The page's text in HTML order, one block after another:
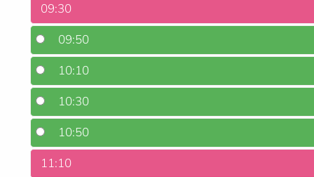
09:30
09:50
10:10
10:30
10:50
11:10